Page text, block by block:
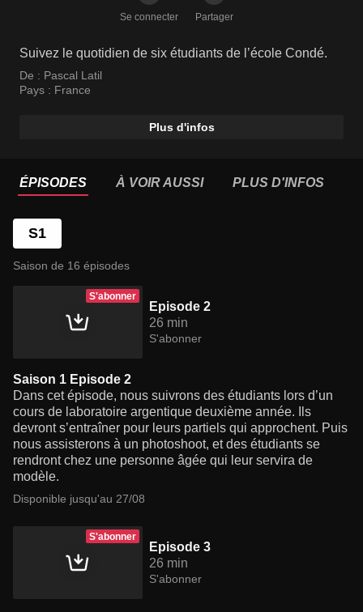
Se connecter Partager
Suivez le quotidien de six étudiants de l’école Condé.
De : Pascal Latil
Pays : France
Plus d'infos
ÉPISODES À VOIR AUSSI PLUS D'INFOS
S1
Saison de 16 épisodes
S'abonner
Episode 2
26 min
S'abonner
Saison 1 Episode 2
Dans cet épisode, nous suivrons des étudiants lors d’un
cours de laboratoire argentique deuxième année. Ils
devront s’entraîner pour leurs partiels qui approchent. Puis
nous assisterons à un photoshoot, et des étudiants se
rendront chez une personne âgée qui leur servira de
modèle.
Disponible jusqu'au 27/08
S'abonner
Episode 3
26 min
S'abonner